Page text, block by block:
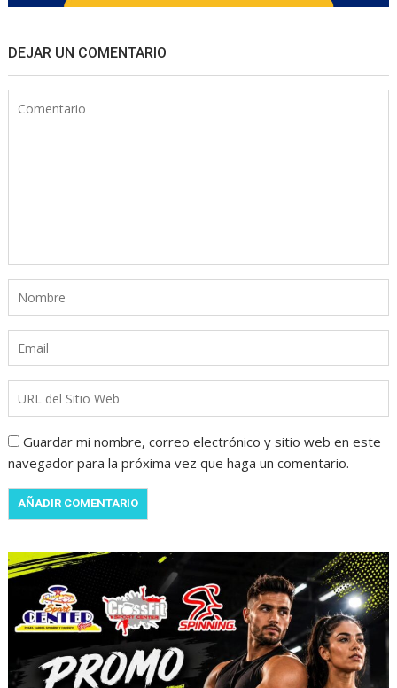
DEJAR UN COMENTARIO
Guardar mi nombre, correo electrónico y sitio web en este
navegador para la próxima vez que haga un comentario.